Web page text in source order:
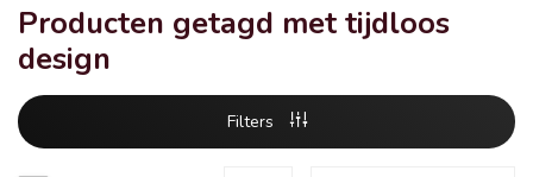
Producten getagd met tijdloos
design
Filters